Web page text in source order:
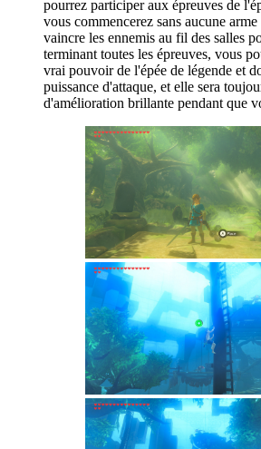
pourrez participer aux épreuves de
vous commencerez sans aucune
vaincre les ennemis au fil des salles
terminant toutes les épreuves, vous
vrai pouvoir de l'épée de légende et
puissance d'attaque, et elle sera
d'amélioration brillante pendant que